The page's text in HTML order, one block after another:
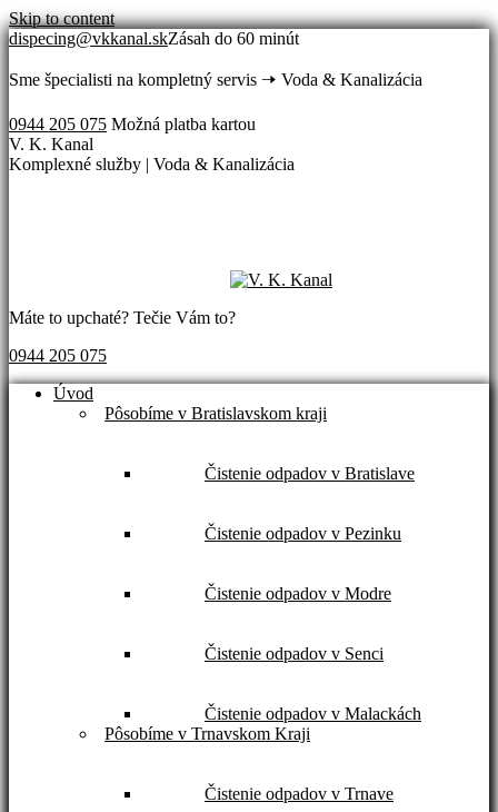
Skip to content
dispecing@vkkanal.skZásah do 60 minút
Sme špecialisti na kompletný servis 🠢 Voda & Kanalizácia
0944 205 075 Možná platba kartou
V. K. Kanal
Komplexné služby | Voda & Kanalizácia
Máte to upchaté? Tečie Vám to?
0944 205 075
Úvod
Pôsobíme v Bratislavskom kraji
Čistenie odpadov v Bratislave
Čistenie odpadov v Pezinku
Čistenie odpadov v Modre
Čistenie odpadov v Senci
Čistenie odpadov v Malackách
Pôsobíme v Trnavskom Kraji
Čistenie odpadov v Trnave